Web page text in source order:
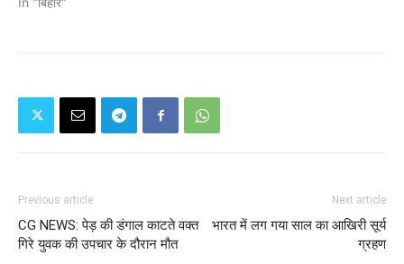
Previous article
CG NEWS: पेड़ की डंगाल काटते वक्त
गिरे युवक की उपचार के दौरान मौत
Next article
भारत में लग गया साल का आखिरी सूर्य
ग्रहण